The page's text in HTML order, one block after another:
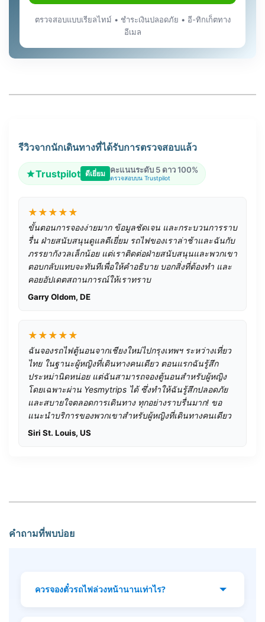
ตรวจสอบแบบเรียลไทม์ • ชำระเงินปลอดภัย • อี-ทิกเก็ตทาง
อีเมล
รีวิวจากนักเดินทางที่ได้รับการตรวจสอบแล้ว
Trustpilot ดีเยี่ยม คะแนนระดับ 5 ดาว 100%
ตรวจสอบบน Trustpilot
★★★★★
ขั้นตอนการจองง่ายมาก ข้อมูลชัดเจน และกระบวนการราบ
รื่น ฝ่ายสนับสนุนดูแลดีเยี่ยม รถไฟของเราล่าช้าและฉันกับ
ภรรยากังวลเล็กน้อย แต่เราติดต่อฝ่ายสนับสนุนและพวกเขา
ตอบกลับแทบจะทันทีเพื่อให้คำอธิบาย บอกสิ่งที่ต้องทำ และ
คอยอัปเดตสถานการณ์ให้เราทราบ
Garry Oldom, DE
★★★★★
ฉันจองรถไฟตู้นอนจากเชียงใหม่ไปกรุงเทพฯ ระหว่างเที่ยว
ไทย ในฐานะผู้หญิงที่เดินทางคนเดียว ตอนแรกฉันรู้สึก
ประหม่านิดหน่อย แต่ฉันสามารถจองตู้นอนสำหรับผู้หญิง
โดยเฉพาะผ่าน Yesmytrips ได้ ซึ่งทำให้ฉันรู้สึกปลอดภัย
และสบายใจตลอดการเดินทาง ทุกอย่างราบรื่นมาก! ขอ
แนะนำบริการของพวกเขาสำหรับผู้หญิงที่เดินทางคนเดียว
Siri St. Louis, US
คำถามที่พบบ่อย
ควรจองตั๋วรถไฟล่วงหน้านานเท่าไร?